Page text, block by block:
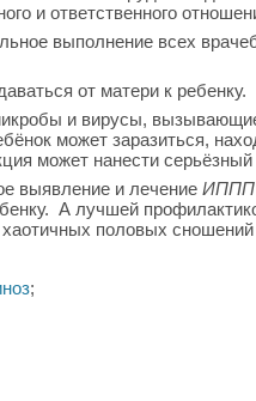
и ответственного
выполнение всех
от матери к ребенку.
и вирусы,
может заразиться,
может нанести
выявление и лечение ИППП
А лучшей
хаотичных половых
;